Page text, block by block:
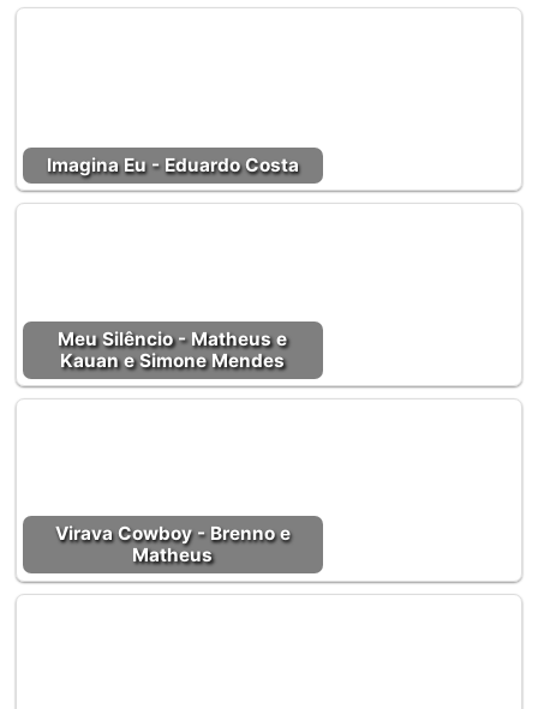
Imagina Eu - Eduardo Costa
Meu Silêncio - Matheus e
Kauan e Simone Mendes
Virava Cowboy - Brenno e
Matheus